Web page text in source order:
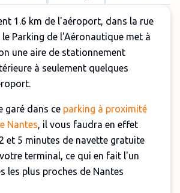
1.6 km de l'aéroport, dans la rue
Parking de l'Aéronautique met à
une aire de stationnement
à seulement quelques
garé dans ce parking à proximité
Nantes, il vous faudra en effet
et 5 minutes de navette gratuite
terminal, ce qui en fait l'un
les plus proches de Nantes